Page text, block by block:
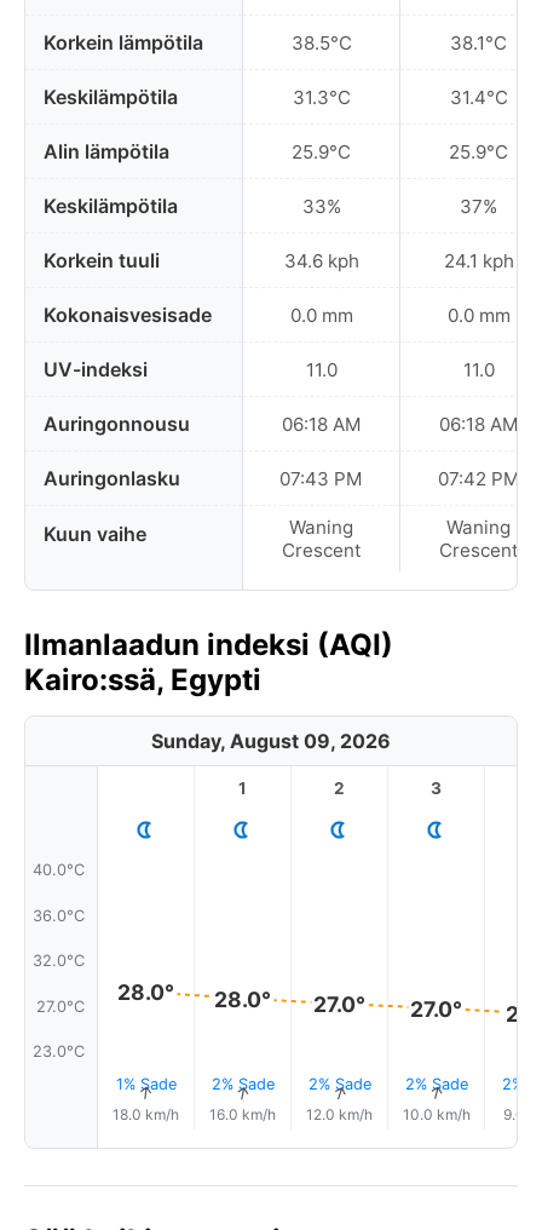
Korkein lämpötila
Keskilämpötila
Alin lämpötila
Keskilämpötila
Korkein tuuli
Kokonaisvesisade
UV-indeksi
Auringonnousu
Auringonlasku
Kuun vaihe
38.5°C
31.3°C
25.9°C
33%
34.6 kph
0.0 mm
11.0
06:18 AM
07:43 PM
Waning
Crescent
38.1°C
31.4°C
25.9°C
37%
24.1 kph
0.0 mm
11.0
06:18 AM
07:42 PM
Waning
Crescent
Ilmanlaadun indeksi (AQI)
Kairo:ssä, Egypti
Sunday, August 09, 2026
40.0°C
36.0°C
32.0°C
27.0°C
23.0°C
28.0°
1% Sade
↑
18.0 km/h
1
28.0°
2% Sade
↑
16.0 km/h
2
27.0°
2% Sade
↑
12.0 km/h
3
27.0°
2% Sade
↑
10.0 km/h
2%
9.0